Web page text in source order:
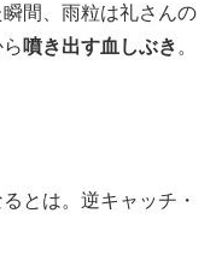
間、雨粒は礼さんの
噴き出す血しぶき 。
とは。逆キャッチ・